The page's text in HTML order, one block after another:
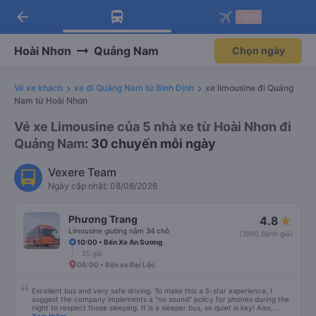
Tải app Vexere ngay!
Nhận ưu đãi thành viên độc
Mở app
Tải app Vexere
-30k/ghế khi đặt vé máy bay qua
Mở app
arrow_back
Hoài Nhơn Quảng Nam Chọn ngày
Vé xe khách xe đi Quảng Nam từ Bình Định
xe limousine đi Quảng
Nam từ Hoài Nhơn
Vé xe Limousine của 5 nhà xe từ Hoài Nhơn đi
Quảng Nam: 30 chuyến mỗi ngày
Vexere Team
Ngày cập nhật: 08/08/2026
Phương Trang
Limousine giường nằm 34 chỗ
4.8
(3990 đánh giá)
10:00 • Bến Xe An Sương
20 giờ
06:00 • Bến xe Đại Lộc
Excellent bus and very safe driving. To make this a 5-star experience, I
suggest the company implements a "no sound" policy for phones during the
night to respect those sleeping. It is a sleeper bus, so quiet is key! Also,